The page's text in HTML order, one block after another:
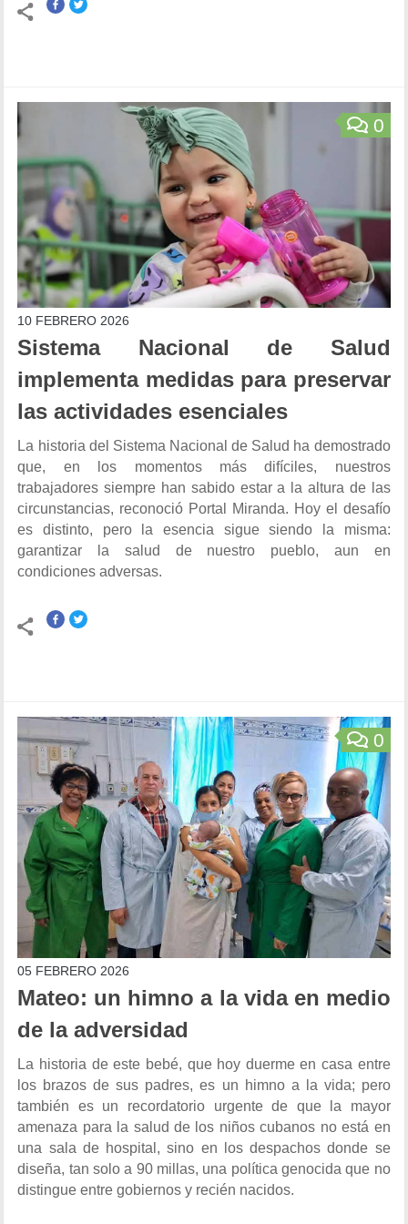
0
10 FEBRERO 2026
Sistema Nacional de Salud
implementa medidas para preservar
las actividades esenciales
La historia del Sistema Nacional de Salud ha demostrado
que, en los momentos más difíciles, nuestros
trabajadores siempre han sabido estar a la altura de las
circunstancias, reconoció Portal Miranda. Hoy el desafío
es distinto, pero la esencia sigue siendo la misma:
garantizar la salud de nuestro pueblo, aun en
condiciones adversas.
0
05 FEBRERO 2026
Mateo: un himno a la vida en medio
de la adversidad
La historia de este bebé, que hoy duerme en casa entre
los brazos de sus padres, es un himno a la vida; pero
también es un recordatorio urgente de que la mayor
amenaza para la salud de los niños cubanos no está en
una sala de hospital, sino en los despachos donde se
diseña, tan solo a 90 millas, una política genocida que no
distingue entre gobiernos y recién nacidos.